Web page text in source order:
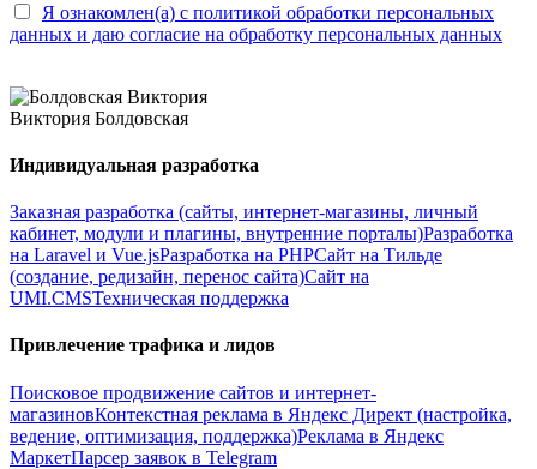
Я ознакомлен(а) с политикой обработки персональных
данных и даю согласие на обработку персональных данных
Виктория Болдовская
Индивидуальная разработка
Заказная разработка (сайты, интернет-магазины, личный
кабинет, модули и плагины, внутренние порталы)Разработка
на Laravel и Vue.jsРазработка на PHPСайт на Тильде
(создание, редизайн, перенос сайта)Сайт на
UMI.CMSТехническая поддержка
Привлечение трафика и лидов
Поисковое продвижение сайтов и интернет-
магазиновКонтекстная реклама в Яндекс Директ (настройка,
ведение, оптимизация, поддержка)Реклама в Яндекс
МаркетПарсер заявок в Telegram